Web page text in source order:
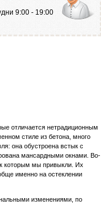
9:00 - 19:00
отличается нетрадиционным
стиле из бетона, много
она обустроена встык с
мансардными окнами. Во-
которым мы привыкли. Их
именно на остеклении
изменениями, по